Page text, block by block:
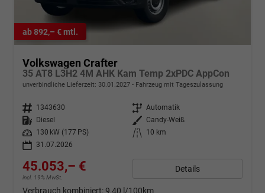
ab 892,– € mtl.
Volkswagen Crafter
35 AT8 L3H2 4M AHK Kam Temp 2xPDC AppCon
unverbindliche Lieferzeit: 30.01.2027 Fahrzeug mit Tageszulassung
Fahrzeugnr. 1343630 Getriebe Automatik
Kraftstoff
Diesel Außenfarbe Candy-Weiß
Leistung
130 kW (177 PS) Kilometerstand
10 km
31.07.2026
45.053,– €
incl. 19% MwSt.
Details
Verbrauch kombiniert:9,40 l/100km